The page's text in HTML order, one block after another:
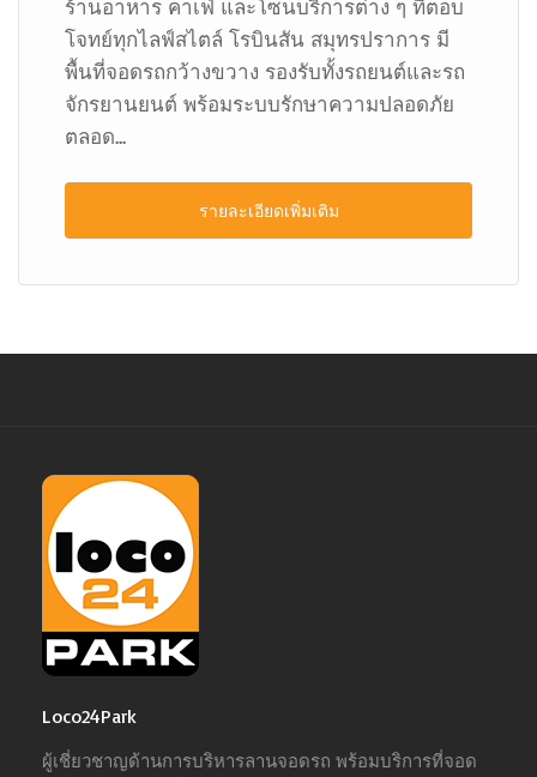
ร้านอาหาร คาเฟ่ และโซนบริการต่าง ๆ ที่ตอบ
โจทย์ทุกไลฟ์สไตล์ โรบินสัน สมุทรปราการ มี
พื้นที่จอดรถกว้างขวาง รองรับทั้งรถยนต์และรถ
จักรยานยนต์ พร้อมระบบรักษาความปลอดภัย
ตลอด...
รายละเอียดเพิ่มเติม
Loco24Park
ผู้เชี่ยวชาญด้านการบริหารลานจอดรถ พร้อมบริการที่จอด